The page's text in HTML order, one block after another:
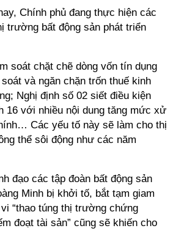
Chính phủ đang thực hiện các
trường bất động sản phát triển
soát chặt chẽ dòng vốn tín dụng
và ngăn chặn trốn thuế kinh
Nghị định số 02 siết điều kiện
16 với nhiều nội dung tăng mức xử
Các yếu tố này sẽ làm cho thị
thể sôi động như các năm
đạo các tập đoàn bất động sản
Minh bị khởi tố, bắt tạm giam
“thao túng thị trường chứng
đoạt tài sản” cũng sẽ khiến cho